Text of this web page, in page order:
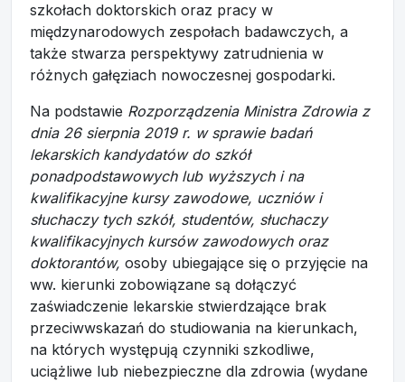
szkołach doktorskich oraz pracy w
międzynarodowych zespołach badawczych, a
także stwarza perspektywy zatrudnienia w
różnych gałęziach nowoczesnej gospodarki.
Na podstawie Rozporządzenia Ministra Zdrowia z
dnia 26 sierpnia 2019 r. w sprawie badań
lekarskich kandydatów do szkół
ponadpodstawowych lub wyższych i na
kwalifikacyjne kursy zawodowe, uczniów i
słuchaczy tych szkół, studentów, słuchaczy
kwalifikacyjnych kursów zawodowych oraz
doktorantów, osoby ubiegające się o przyjęcie na
ww. kierunki zobowiązane są dołączyć
zaświadczenie lekarskie stwierdzające brak
przeciwwskazań do studiowania na kierunkach,
na których występują czynniki szkodliwe,
uciążliwe lub niebezpieczne dla zdrowia (wydane